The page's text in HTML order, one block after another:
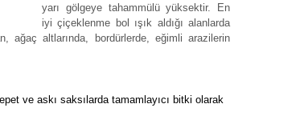
yarı gölgeye tahammülü yüksektir. En
iyi çiçeklenme bol ışık aldığı alanlarda
ağaç altlarında, bordürlerde, eğimli arazilerin
ve askı saksılarda tamamlayıcı bitki olarak